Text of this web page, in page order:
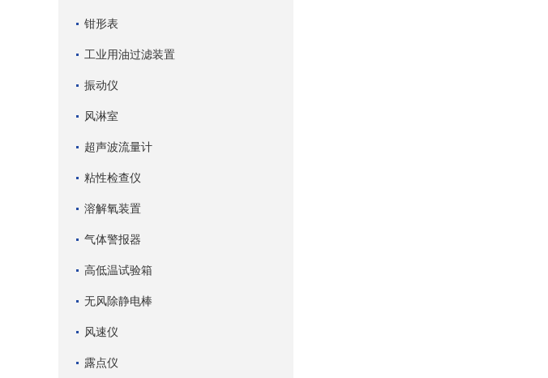
钳形表
工业用油过滤装置
振动仪
风淋室
超声波流量计
粘性检查仪
溶解氧装置
气体警报器
高低温试验箱
无风除静电棒
风速仪
露点仪